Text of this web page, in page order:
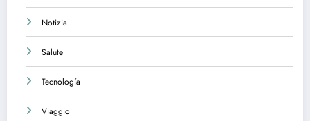
Notizia
Salute
Tecnología
Viaggio